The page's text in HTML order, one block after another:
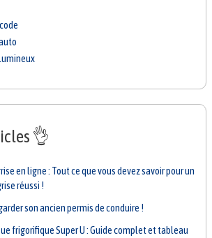
👌
en ligne : Tout ce que vous devez savoir pour un
réussi !
son ancien permis de conduire !
frigorifique Super U : Guide complet et tableau